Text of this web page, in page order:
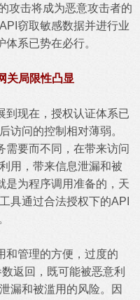
攻击将成为恶意攻击者的
窃取敏感数据并进行业
系已势在必行。
关局限性凸显
到现在，授权认证体系已
访问的控制相对薄弱。
需要而不同，在带来访问
用，带来信息泄漏和被
是为程序调用准备的，天
具通过合法授权下的API
和管理的方便，过度的
返回，既可能被恶意利
漏和被滥用的风险。因